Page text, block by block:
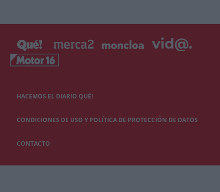
HACEMOS EL DIARIO QUÉ!
CONDICIONES DE USO Y POLÍTICA DE PROTECCIÓN DE DATOS
CONTACTO